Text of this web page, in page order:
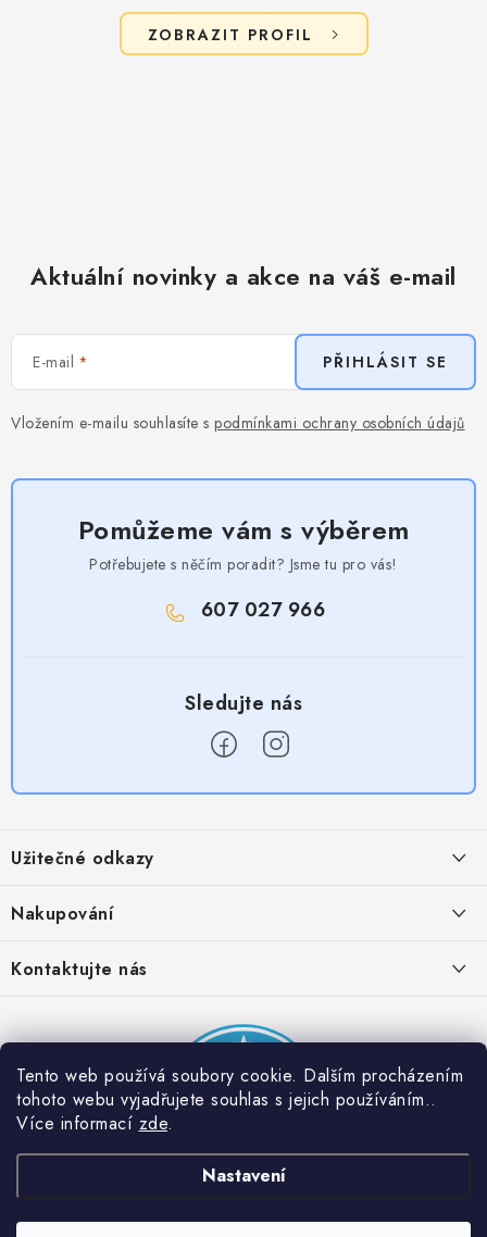
Tento web používá soubory cookie. Dalším procházením
tohoto webu vyjadřujete souhlas s jejich používáním..
Více informací zde.
Nastavení
ZOBRAZIT PROFIL
Aktuální novinky a akce na váš e-mail
E-mail
Vložením e-mailu souhlasíte s podmínkami ochrany osobních údajů
PŘIHLÁSIT SE
Pomůžeme vám s výběrem
Potřebujete s něčím poradit? Jsme tu pro vás!
607 027 966
p
a
Užitečné odkazy
Provizní systém
Partner stránek: Super plecháček
Nakupování
Podmínky akce 2 + 1 zdarma
Kontaktujte nás